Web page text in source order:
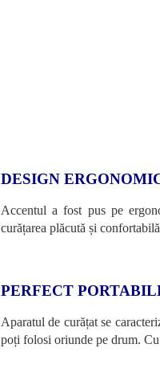
DESIGN
Accentul a fost pus pe
curățarea plăcută și
PERFECT
Aparatul de curățat se
poți folosi oriunde pe drum.